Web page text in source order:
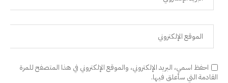
احفظ اسمي، البريد الإلكتروني، والموقع الإلكتروني في هذا المتصفح للمرة
القادمة التي سأعلق فيها.